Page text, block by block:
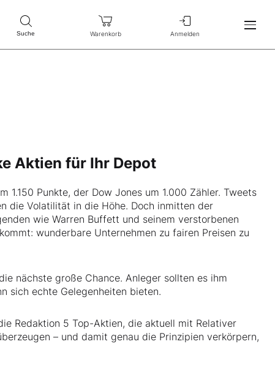
Suche Warenkorb Anmelden
Aktien für Ihr Depot
1.150 Punkte, der Dow Jones um 1.000 Zähler. Tweets
die Volatilität in die Höhe. Doch inmitten der
wie Warren Buffett und seinem verstorbenen
wunderbare Unternehmen zu fairen Preisen zu
nächste große Chance. Anleger sollten es ihm
sich echte Gelegenheiten bieten.
Redaktion 5 Top-Aktien, die aktuell mit Relativer
– und damit genau die Prinzipien verkörpern,